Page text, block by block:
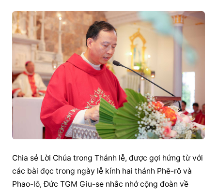
Chia sẻ Lời Chúa trong Thánh lễ, được gợi hứng từ với
các bài đọc trong ngày lễ kính hai thánh Phê-rô và
Phao-lô, Đức TGM Giu-se nhắc nhớ cộng đoàn về